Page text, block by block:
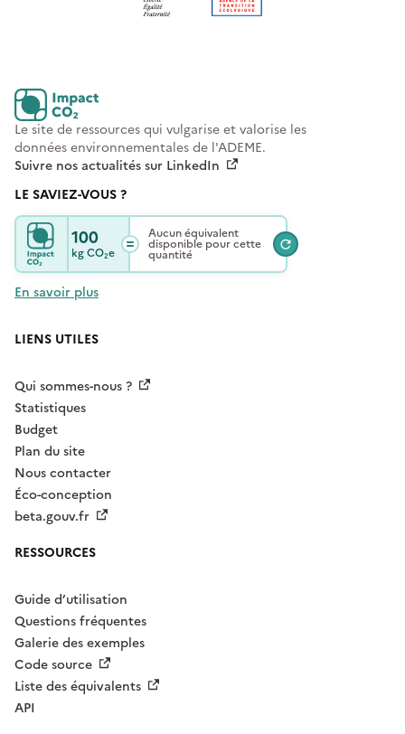
Le site de ressources qui vulgarise et valorise les
données environnementales de l'ADEME.
Suivre nos actualités sur LinkedIn
LE SAVIEZ-VOUS ?
100
kgCO₂e
Aucun équivalent
disponible pour cette
quantité
En savoir plus
LIENS UTILES
Qui sommes-nous ?
Statistiques
Budget
Plan du site
Nous contacter
Éco-conception
beta.gouv.fr
RESSOURCES
Guide d’utilisation
Questions fréquentes
Galerie des exemples
Code source
Liste des équivalents
API